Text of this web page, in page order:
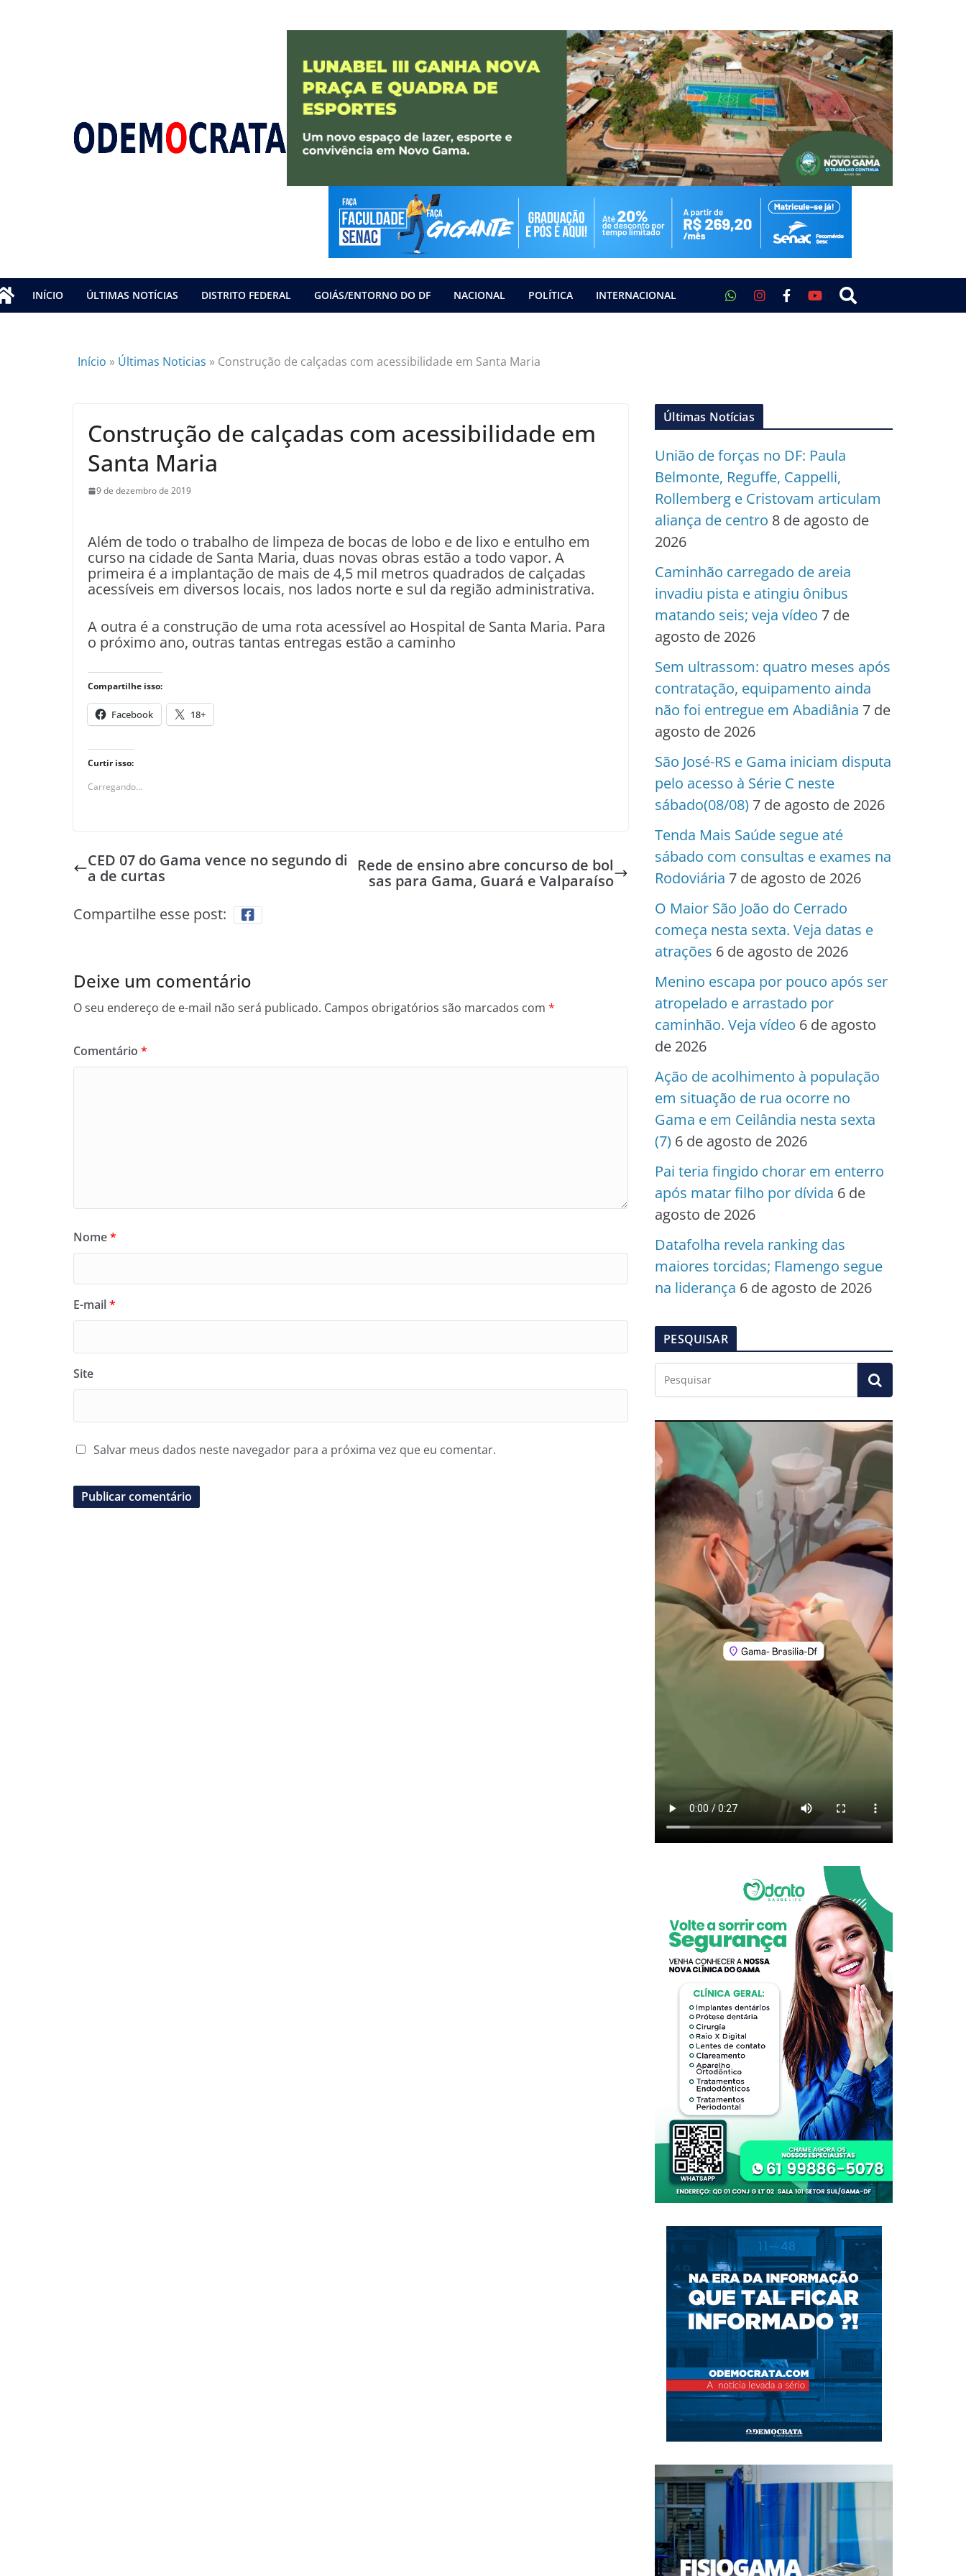
INÍCIO ÚLTIMAS NOTÍCIAS DISTRITO FEDERAL GOIÁS/ENTORNO DO DF NACIONAL POLÍTICA INTERNACIONAL
Início » Últimas Noticias » Construção de calçadas com acessibilidade em Santa Maria
Construção de calçadas com acessibilidade em
Santa Maria
9 de dezembro de 2019
Além de todo o trabalho de limpeza de bocas de lobo e de lixo e entulho em
curso na cidade de Santa Maria, duas novas obras estão a todo vapor. A
primeira é a implantação de mais de 4,5 mil metros quadrados de calçadas
acessíveis em diversos locais, nos lados norte e sul da região administrativa.
A outra é a construção de uma rota acessível ao Hospital de Santa Maria. Para
o próximo ano, outras tantas entregas estão a caminho
Compartilhe isso:
Facebook 18+
Curtir isso:
Carregando...
CED 07 do Gama vence no segundo di
a de curtas
Rede de ensino abre concurso de bol
sas para Gama, Guará e Valparaíso
Compartilhe esse post:
Deixe um comentário
O seu endereço de e-mail não será publicado. Campos obrigatórios são marcados com *
Comentário *
Nome*
E-mail*
Site
Salvar meus dados neste navegador para a próxima vez que eu comentar.
Últimas Notícias
União de forças no DF: Paula
Belmonte, Reguffe, Cappelli,
Rollemberg e Cristovam articulam
aliança de centro 8 de agosto de
2026
Caminhão carregado de areia
invadiu pista e atingiu ônibus
matando seis; veja vídeo 7 de
agosto de 2026
Sem ultrassom: quatro meses após
contratação, equipamento ainda
não foi entregue em Abadiânia 7 de
agosto de 2026
São José-RS e Gama iniciam disputa
pelo acesso à Série C neste
sábado(08/08) 7 de agosto de 2026
Tenda Mais Saúde segue até
sábado com consultas e exames na
Rodoviária 7 de agosto de 2026
O Maior São João do Cerrado
começa nesta sexta. Veja datas e
atrações 6 de agosto de 2026
Menino escapa por pouco após ser
atropelado e arrastado por
caminhão. Veja vídeo 6 de agosto
de 2026
Ação de acolhimento à população
em situação de rua ocorre no
Gama e em Ceilândia nesta sexta
(7) 6 de agosto de 2026
Pai teria fingido chorar em enterro
após matar filho por dívida 6 de
agosto de 2026
Datafolha revela ranking das
maiores torcidas; Flamengo segue
na liderança 6 de agosto de 2026
PESQUISAR